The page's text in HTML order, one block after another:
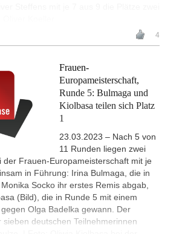
4
Frauen-
Europameisterschaft,
Runde 5: Bulmaga und
Kiolbasa teilen sich Platz
1
23.03.2023 – Nach 5 von
11 Runden liegen zwei
der Frauen-Europameisterschaft mit je
in Führung: Irina Bulmaga, die in
Socko ihr erstes Remis abgab,
(Bild), die in Runde 5 mit einem
Olga Badelka gewann. Der
sieben deutschen Teilnehmerinnen